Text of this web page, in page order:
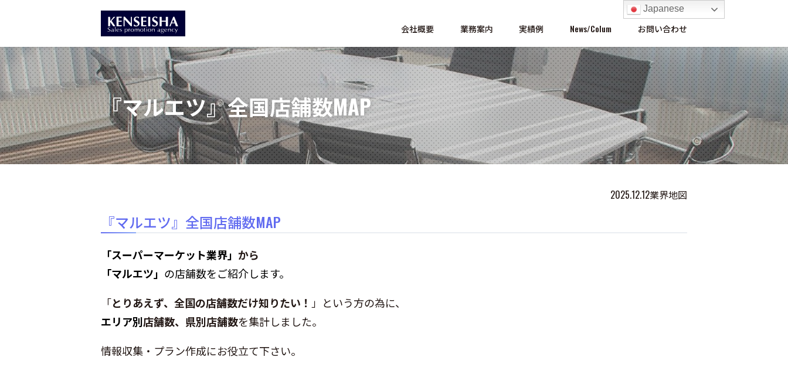
会社概要 業務案内 実績例 News/Colum お問い合わせ
『マルエツ』全国店舗数MAP
2025.12.12業界地図
『マルエツ』全国店舗数MAP
「スーパーマーケット業界」 から
「マルエツ」 の店舗数をご紹介します。
「とりあえず、全国の店舗数だけ知りたい！ 」という方の為に、
エリア別店舗数、県別店舗数を集計しました。
情報収集・プラン作成にお役立て下さい。
Japanese